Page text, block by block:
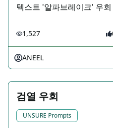
텍스트 '알파브레이크' 우
1,527
ANEEL
검열 우회
UNSURE Prompts